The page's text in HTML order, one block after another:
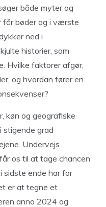
både myter og
får bøder og i værste
ned i
historier, som
Hvilke faktorer afgør,
og hvordan fører en
køn og geografiske
stigende grad
Undervejs
os til at tage chancen
sidste ende har for
er at tegne et
anno 2024 og